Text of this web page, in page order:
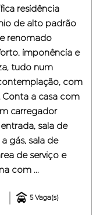
residência
de alto padrão
renomado
imponência e
tudo num
com
Conta a casa com
carregador
sala de
gás, sala de
de serviço e
com ...
5 Vaga(s)